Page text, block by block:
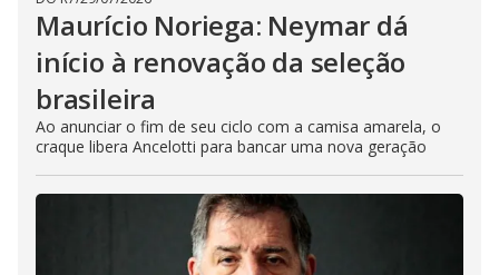
Maurício Noriega: Neymar dá
início à renovação da seleção
brasileira
Ao anunciar o fim de seu ciclo com a camisa amarela, o
craque libera Ancelotti para bancar uma nova geração